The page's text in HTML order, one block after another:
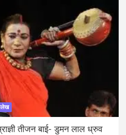
तीजन बाई- डुमन लाल ध्रुव